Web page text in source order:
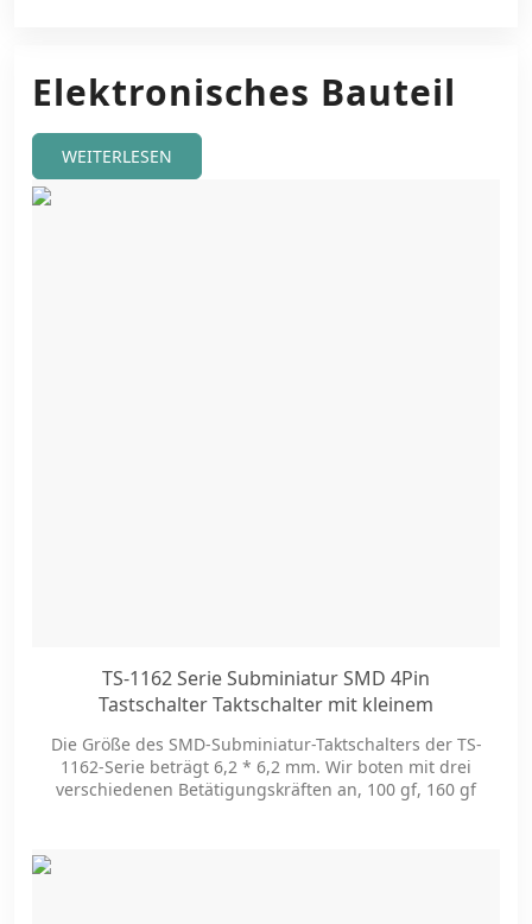
Elektronisches Bauteil
WEITERLESEN
TS-1162 Serie Subminiatur SMD 4Pin
Tastschalter Taktschalter mit kleinem
Die Größe des SMD-Subminiatur-Taktschalters der TS-
1162-Serie beträgt 6,2 * 6,2 mm. Wir boten mit drei
verschiedenen Betätigungskräften an, 100 gf, 160 gf